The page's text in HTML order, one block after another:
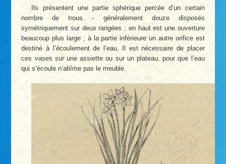
Ils présentent une partie sphérique percée d’un certain
nombre de trous - généralement douze disposés
symétriquement sur deux rangées ; en haut est une ouverture
beaucoup plus large ; à la partie inférieure un autre orifice est
destiné à l’écoulement de l’eau. Il est nécessaire de placer
ces vases sur une assiette ou sur un plateau, pour que l’eau
qui s’écoule n’abîme pas le meuble.